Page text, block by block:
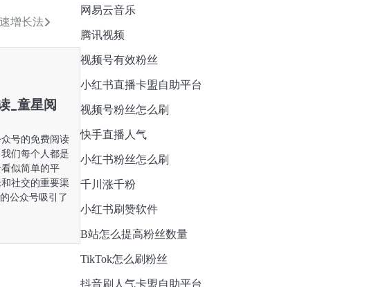
增长法
_童星阅
号的免费阅读
们每个人都是
似简单的平
社交的重要渠
公众号吸引了
网易云音乐
腾讯视频
视频号有效粉丝
小红书直播卡盟自助平台
视频号粉丝怎么刷
快手直播人气
小红书粉丝怎么刷
千川涨千粉
小红书刷赞软件
B站怎么提高粉丝数量
TikTok怎么刷粉丝
抖音刷人气卡盟自助平台